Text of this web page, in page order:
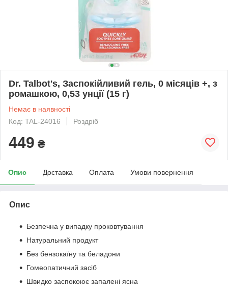
Dr. Talbot's, Заспокійливий гель, 0 місяців +, з
ромашкою, 0,53 унції (15 г)
Немає в наявності
Код: TAL-24016
Роздріб
449 ₴
Опис Доставка Оплата Умови повернення
Опис
Безпечна у випадку проковтування
Натуральний продукт
Без бензокаїну та беладони
Гомеопатичний засіб
Швидко заспокоює запалені ясна